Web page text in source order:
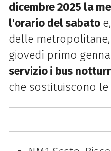
dicembre 2025 la
l'orario del sabato
delle
giovedì primo
servizio i bus
che sostituiscono